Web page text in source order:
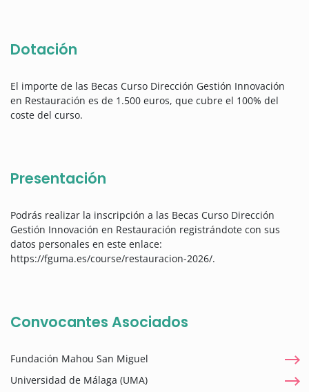
Dotación
El importe de las Becas Curso Dirección Gestión Innovación
en Restauración es de 1.500 euros, que cubre el 100% del
coste del curso.
Presentación
Podrás realizar la inscripción a las Becas Curso Dirección
Gestión Innovación en Restauración registrándote con sus
datos personales en este enlace:
https://fguma.es/course/restauracion-2026/.
Convocantes Asociados
Fundación Mahou San Miguel
Universidad de Málaga (UMA)